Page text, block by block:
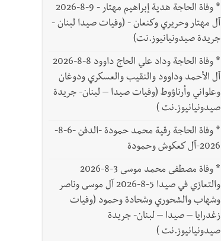
*
وفاة الحاجة هدية إبراهيم مهتار - 9-8-2026
آل مهتار وحريري وكنعان - (وفيات صيدا لبنان -
جريدة صيدونيانيوز.نت)
*
وفاة الحاجة وداد علي الحاج داوود 8-8-2026
آل الأحمد وداوود والنقيب والعسكري ودوغان
وعلواني وأرناؤوط (وفيات صيدا – لبنان- جريدة
صيدونيانيوز.نت )
*
وفاة الحاجة رقية محمد حمودة -الدفن -6-8-
2026-آل كعكوش وحمودة
*
وفاة مصطفى محمد موسى 3-8-2026
والتعازي في صيدا 5-8-2026 آل موسى وناصر
وشهاب والشحوري وشحادة وحمود (وفيات
زغدرايا – صيدا – لبنان- جريدة
صيدونيانيوز.نت )